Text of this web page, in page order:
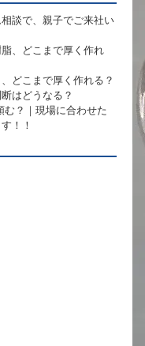
談で、親子でご来社い
、どこまで厚く作れ
どこまで厚く作れる？
はどうなる？
？｜現場に合わせた
！！